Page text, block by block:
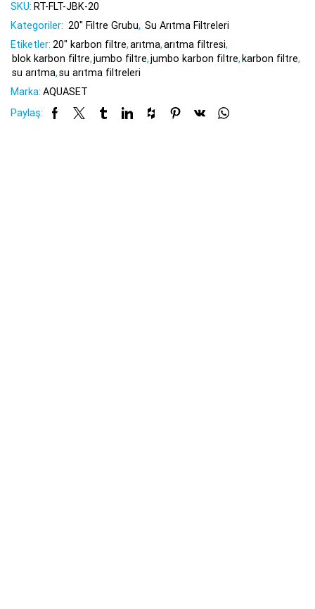
SKU: RT-FLT-JBK-20
Kategoriler: 20" Filtre Grubu, Su Arıtma Filtreleri
Etiketler: 20" karbon filtre,arıtma,arıtma filtresi,
blok karbon filtre,jumbo filtre,jumbo karbon filtre, karbon filtre,
su arıtma,su arıtma filtreleri
Marka: AQUASET
Paylaş: